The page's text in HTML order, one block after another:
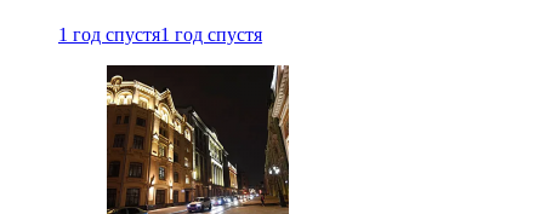
1 год спустя1 год спустя